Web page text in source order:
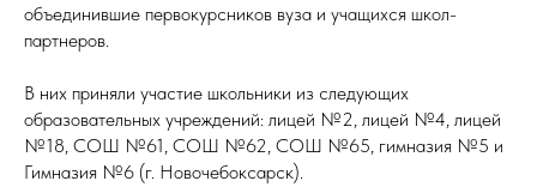
объединившие первокурсников вуза и учащихся школ-
партнеров.
В них приняли участие школьники из следующих
образовательных учреждений: лицей №2, лицей №4, лицей
№18, СОШ №61, СОШ №62, СОШ №65, гимназия №5 и
Гимназия №6 (г. Новочебоксарск).